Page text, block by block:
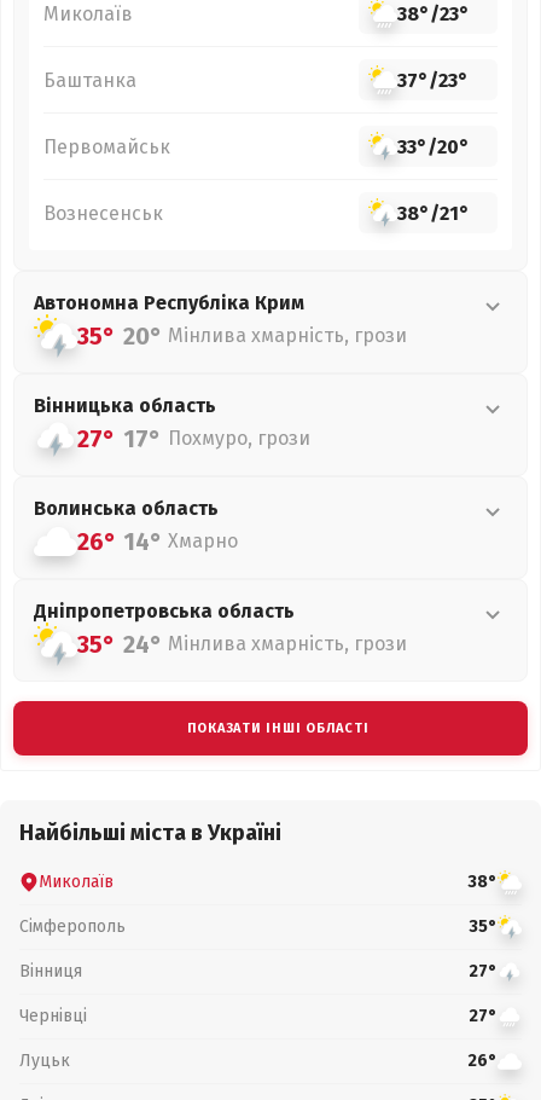
Миколаїв 38°/23°
Баштанка 37°/23°
Первомайськ 33°/20°
Вознесенськ 38°/21°
Автономна Республіка Крим
35° 20° Мінлива хмарність, грози
Вінницька область
27° 17° Похмуро, грози
Волинська область
26° 14° Хмарно
Дніпропетровська область
35° 24° Мінлива хмарність, грози
ПОКАЗАТИ ІНШІ ОБЛАСТІ
Найбільші міста в Україні
Миколаїв 38°
Сімферополь 35°
Вінниця 27°
Чернівці 27°
Луцьк 26°